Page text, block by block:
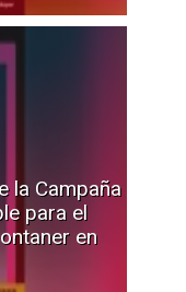
la Campaña
para el
en